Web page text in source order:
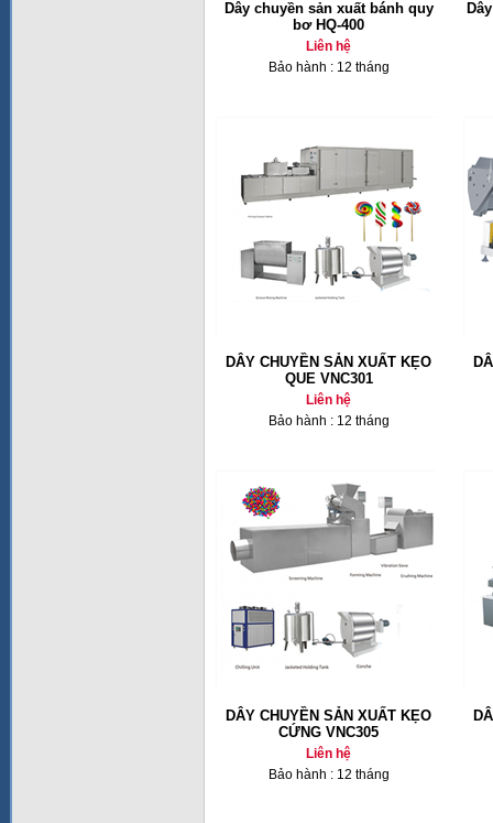
Dây chuyền sản xuất bánh quy
bơ HQ-400
Liên hệ
Bảo hành : 12 tháng
DÂY CHUYỀN SẢN XUẤT KẸO
QUE VNC301
Liên hệ
Bảo hành : 12 tháng
DÂY CHUYỀN SẢN XUẤT KẸO
CỨNG VNC305
Liên hệ
Bảo hành : 12 tháng